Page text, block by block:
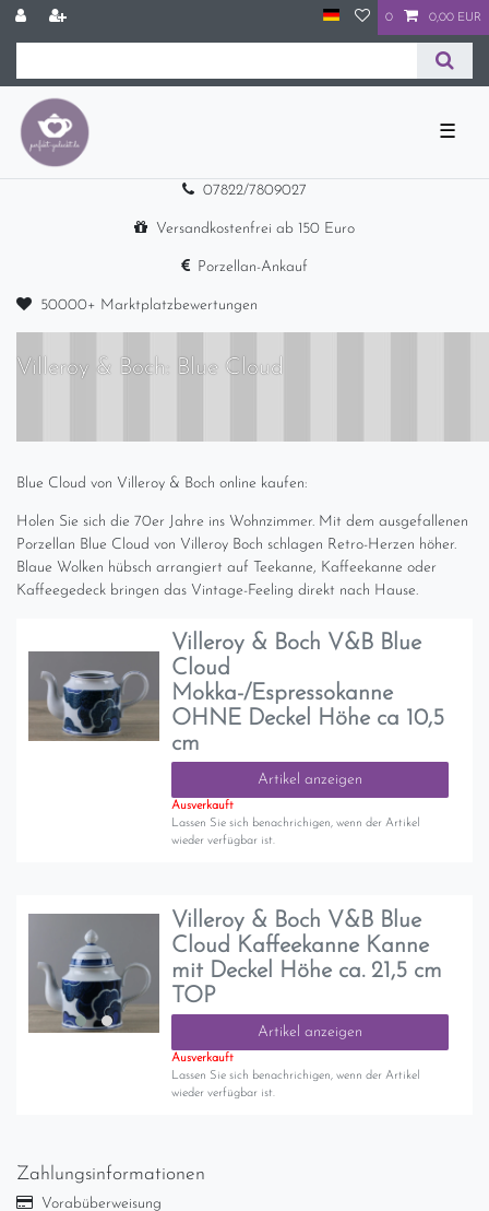
0 0,00 EUR
☰
07822/7809027
Versandkostenfrei ab 150 Euro
Porzellan-Ankauf
50000+ Marktplatzbewertungen
Villeroy & Boch: Blue Cloud
Blue Cloud von Villeroy & Boch online kaufen:
Holen Sie sich die 70er Jahre ins Wohnzimmer. Mit dem ausgefallenen
Porzellan Blue Cloud von Villeroy Boch schlagen Retro-Herzen höher.
Blaue Wolken hübsch arrangiert auf Teekanne, Kaffeekanne oder
Kaffeegedeck bringen das Vintage-Feeling direkt nach Hause.
Villeroy & Boch V&B Blue
Cloud
Mokka-/Espressokanne
OHNE Deckel Höhe ca 10,5
cm
Artikel anzeigen
Ausverkauft
Lassen Sie sich benachrichigen, wenn der Artikel
wieder verfügbar ist.
Villeroy & Boch V&B Blue
Cloud Kaffeekanne Kanne
mit Deckel Höhe ca. 21,5 cm
TOP
Artikel anzeigen
Ausverkauft
Lassen Sie sich benachrichigen, wenn der Artikel
wieder verfügbar ist.
Zahlungsinformationen
Vorabüberweisung